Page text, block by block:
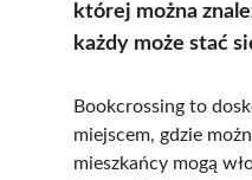
której można
każdy może stać
Bookcrossing to
miejscem, gdzie
mieszkańcy mogą